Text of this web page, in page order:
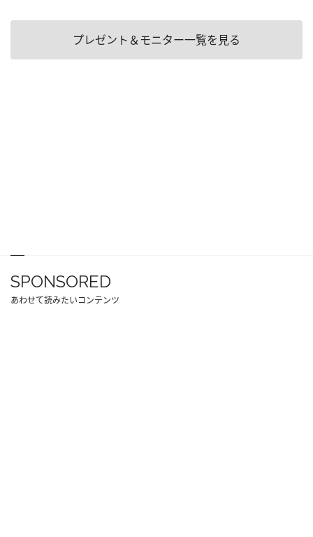
プレゼント＆モニター一覧を見る
SPONSORED
あわせて読みたいコンテンツ